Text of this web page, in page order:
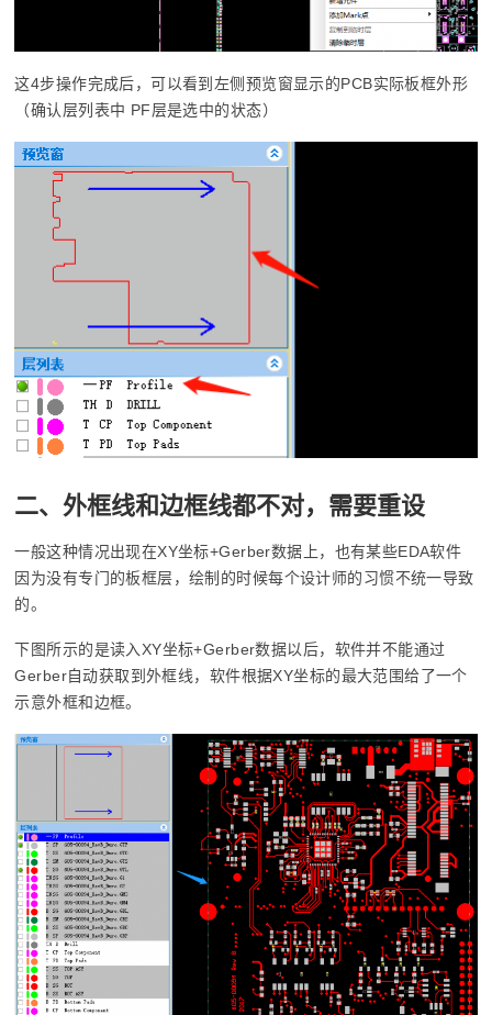
这4步操作完成后，可以看到左侧预览窗显示的PCB实际板框外形
（确认层列表中 PF层是选中的状态）
二、外框线和边框线都不对，需要重设
一般这种情况出现在XY坐标+Gerber数据上，也有某些EDA软件
因为没有专门的板框层，绘制的时候每个设计师的习惯不统一导致
的。
下图所示的是读入XY坐标+Gerber数据以后，软件并不能通过
Gerber自动获取到外框线，软件根据XY坐标的最大范围给了一个
示意外框和边框。